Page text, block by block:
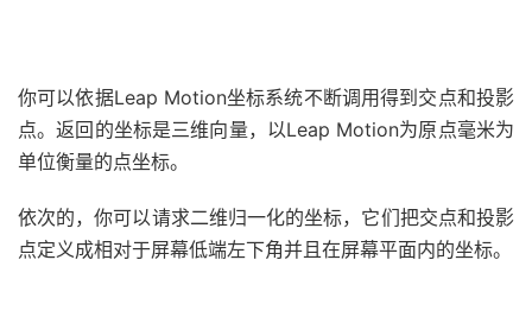
你可以依据Leap Motion坐标系统不断调用得到交点和投影
点。返回的坐标是三维向量，以Leap Motion为原点毫米为
单位衡量的点坐标。
依次的，你可以请求二维归一化的坐标，它们把交点和投影
点定义成相对于屏幕低端左下角并且在屏幕平面内的坐标。